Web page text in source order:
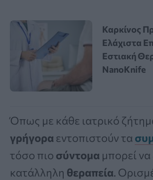
Καρκίνος
Ελάχιστα
Εστιακή
NanoKnife
Όπως με κάθε ιατρικό
γρήγορα εντοπιστούν τα
τόσο πιο σύντομα μπορεί να
κατάλληλη θεραπεία.